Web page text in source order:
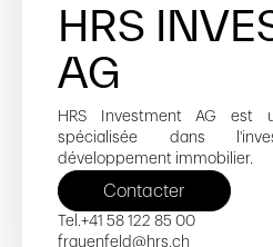
HRS
AG
HRS Investment AG est
spécialisée dans
développement immobilier.
Contacter
Tel.+41 58 122 85 00
frauenfeld@hrs.ch